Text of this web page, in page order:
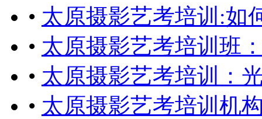
• 太原摄影艺考培训:如
• 太原摄影艺考培训班
• 太原摄影艺考培训：
• 太原摄影艺考培训机